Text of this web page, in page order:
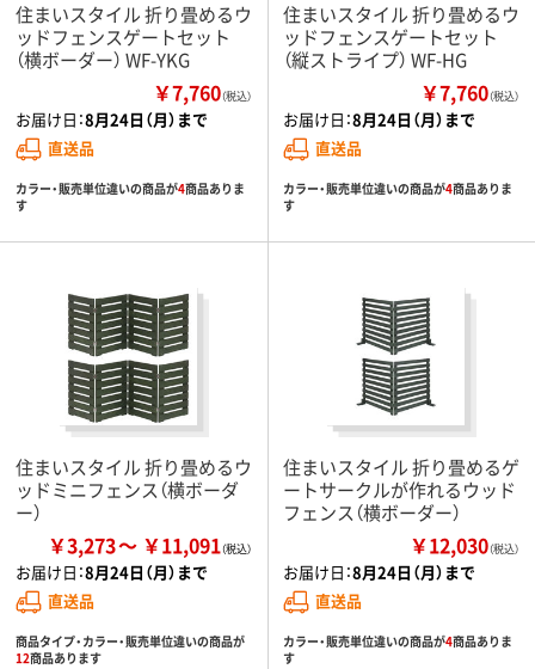
住まいスタイル 折り畳めるウ
ッドフェンスゲートセット
（横ボーダー） WF-YKG
￥7,760（税込）
お届け日：8月24日（月）まで
直送品
カラー・販売単位違いの商品が4商品ありま
す
住まいスタイル 折り畳めるウ
ッドフェンスゲートセット
（縦ストライプ） WF-HG
￥7,760（税込）
お届け日：8月24日（月）まで
直送品
カラー・販売単位違いの商品が4商品ありま
す
住まいスタイル 折り畳めるウ
ッドミニフェンス（横ボーダ
ー）
￥3,273 ￥11,091
お届け日：8月24日（月）まで
直送品
商品タイプ・カラー・販売単位違いの商品が
12商品あります
住まいスタイル 折り畳めるゲ
ートサークルが作れるウッド
フェンス（横ボーダー）
￥12,030（税込）
お届け日：8月24日（月）まで
直送品
カラー・販売単位違いの商品が4商品ありま
す